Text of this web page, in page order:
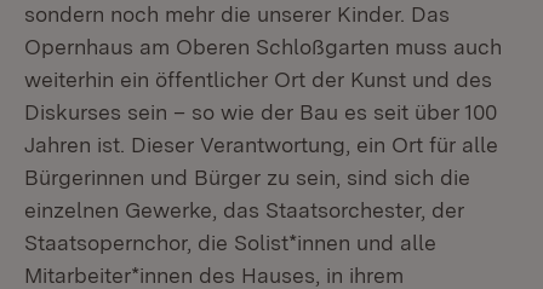
sondern noch mehr die unserer Kinder. Das
Opernhaus am Oberen Schloßgarten muss auch
weiterhin ein öffentlicher Ort der Kunst und des
Diskurses sein – so wie der Bau es seit über 100
Jahren ist. Dieser Verantwortung, ein Ort für alle
Bürgerinnen und Bürger zu sein, sind sich die
einzelnen Gewerke, das Staatsorchester, der
Staatsopernchor, die Solist*innen und alle
Mitarbeiter*innen des Hauses, in ihrem